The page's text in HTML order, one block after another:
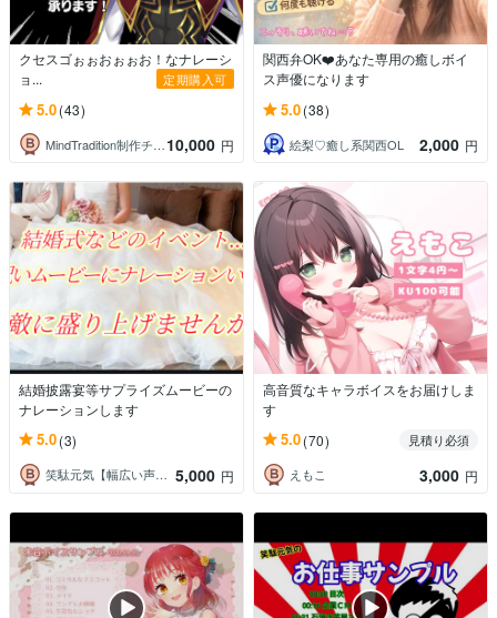
クセスゴぉぉおぉぉお！なナレーシ
ョ...
定期購入可
5.0(43)
MindTradition制作チーム 10,000 円
関西弁OK❤️あなた専用の癒しボイ
ス声優になります
5.0(38)
絵梨♡癒し系関西OL 2,000 円
結婚披露宴等サプライズムービーの
ナレーションします
5.0(3)
笑駄元気【幅広い声のナレーター】 5,000 円
高音質なキャラボイスをお届けしま
す
5.0(70)
見積り必須
えもこ
3,000 円